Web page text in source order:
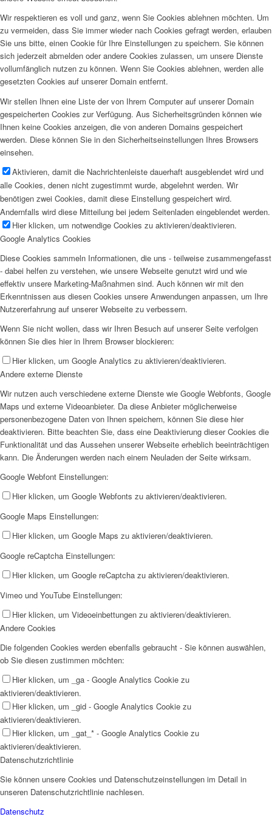
Wir respektieren es voll und ganz, wenn Sie Cookies ablehnen möchten. Um
zu vermeiden, dass Sie immer wieder nach Cookies gefragt werden, erlauben
Sie uns bitte, einen Cookie für Ihre Einstellungen zu speichern. Sie können
sich jederzeit abmelden oder andere Cookies zulassen, um unsere Dienste
vollumfänglich nutzen zu können. Wenn Sie Cookies ablehnen, werden alle
gesetzten Cookies auf unserer Domain entfernt.
Wir stellen Ihnen eine Liste der von Ihrem Computer auf unserer Domain
gespeicherten Cookies zur Verfügung. Aus Sicherheitsgründen können wie
Ihnen keine Cookies anzeigen, die von anderen Domains gespeichert
werden. Diese können Sie in den Sicherheitseinstellungen Ihres Browsers
einsehen.
Aktivieren, damit die Nachrichtenleiste dauerhaft ausgeblendet wird und
alle Cookies, denen nicht zugestimmt wurde, abgelehnt werden. Wir
benötigen zwei Cookies, damit diese Einstellung gespeichert wird.
Andernfalls wird diese Mitteilung bei jedem Seitenladen eingeblendet werden.
Hier klicken, um notwendige Cookies zu aktivieren/deaktivieren.
Google Analytics Cookies
Diese Cookies sammeln Informationen, die uns - teilweise zusammengefasst
- dabei helfen zu verstehen, wie unsere Webseite genutzt wird und wie
effektiv unsere Marketing-Maßnahmen sind. Auch können wir mit den
Erkenntnissen aus diesen Cookies unsere Anwendungen anpassen, um Ihre
Nutzererfahrung auf unserer Webseite zu verbessern.
Wenn Sie nicht wollen, dass wir Ihren Besuch auf unserer Seite verfolgen
können Sie dies hier in Ihrem Browser blockieren:
Hier klicken, um Google Analytics zu aktivieren/deaktivieren.
Andere externe Dienste
Wir nutzen auch verschiedene externe Dienste wie Google Webfonts, Google
Maps und externe Videoanbieter. Da diese Anbieter möglicherweise
personenbezogene Daten von Ihnen speichern, können Sie diese hier
deaktivieren. Bitte beachten Sie, dass eine Deaktivierung dieser Cookies die
Funktionalität und das Aussehen unserer Webseite erheblich beeinträchtigen
kann. Die Änderungen werden nach einem Neuladen der Seite wirksam.
Google Webfont Einstellungen:
Hier klicken, um Google Webfonts zu aktivieren/deaktivieren.
Google Maps Einstellungen:
Hier klicken, um Google Maps zu aktivieren/deaktivieren.
Google reCaptcha Einstellungen:
Hier klicken, um Google reCaptcha zu aktivieren/deaktivieren.
Vimeo und YouTube Einstellungen:
Hier klicken, um Videoeinbettungen zu aktivieren/deaktivieren.
Andere Cookies
Die folgenden Cookies werden ebenfalls gebraucht - Sie können auswählen,
ob Sie diesen zustimmen möchten:
Hier klicken, um _ga - Google Analytics Cookie zu
aktivieren/deaktivieren.
Hier klicken, um _gid - Google Analytics Cookie zu
aktivieren/deaktivieren.
Hier klicken, um _gat_* - Google Analytics Cookie zu
aktivieren/deaktivieren.
Datenschutzrichtlinie
Sie können unsere Cookies und Datenschutzeinstellungen im Detail in
unseren Datenschutzrichtlinie nachlesen.
Datenschutz